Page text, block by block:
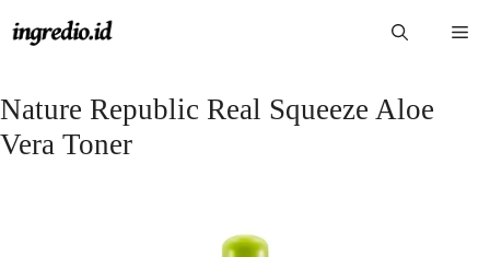
ke
Nature Republic Real Squeeze Aloe
Vera Toner